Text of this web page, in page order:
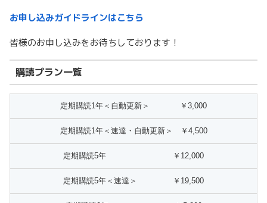
お申し込みガイドラインはこちら
皆様のお申し込みをお待ちしております！
購読プラン一覧